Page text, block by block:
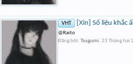
VHT [Xin] Số liệu khắc
@Raito
Đăng bởi: Tsugumi, 23 Tháng hai